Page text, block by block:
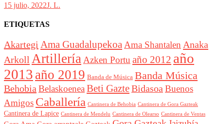
15 julio, 2022J. L.
ETIQUETAS
Akartegi Ama GuadalupekoaAma Shantalen Anaka
Arkoll ArtilleríaAzken Portu año 2012 año
2013 año 2019 Banda de Música Banda Música
BehobiaBelaskoeneaBeti GazteBidasoaBuenos
Amigos Caballería Cantinera de Behobia Cantinera de Gora Gazteak
Cantinera de Lapice Cantinera de Mendelu Cantinera de Olearso Cantinera de Ventas